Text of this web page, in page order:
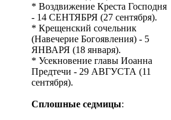
* Воздвижение Креста Господня
- 14 СЕНТЯБРЯ (27 сентября).
* Крещенский сочельник
(Навечерие Богоявления) - 5
ЯНВАРЯ (18 января).
* Усекновение главы Иоанна
Предтечи - 29 АВГУСТА (11
сентября).
Сплошные седмицы: